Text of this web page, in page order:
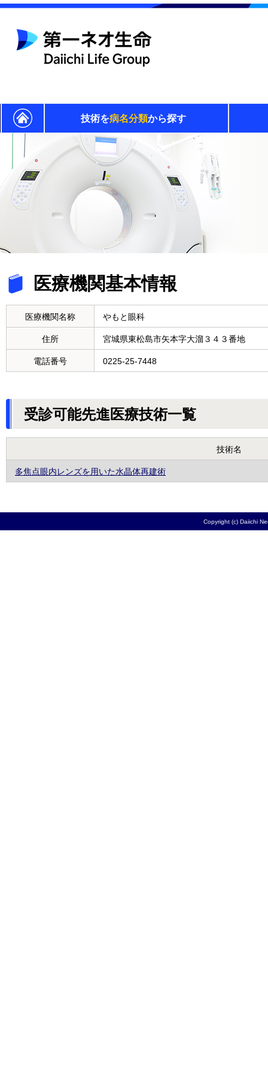
技術を病名分類から探す
医療機関基本情報
医療機関名称 やもと眼科
住所 宮城県東松島市矢本字大溜３４３番地
電話番号 0225-25-7448
受診可能先進医療技術一覧
技術名
多焦点眼内レンズを用いた水晶体再建術
Copyright (c) Daiichi